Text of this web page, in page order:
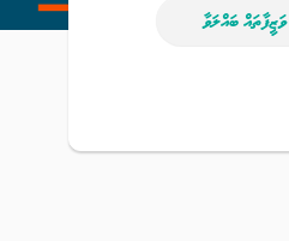
ވަޒީފާތައް ބައްލަވާ